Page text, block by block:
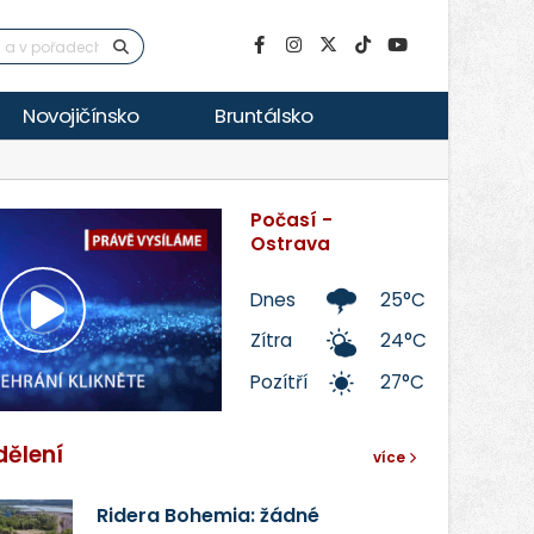
Novojičínsko Bruntálsko
Přehrát
video
Počasí -
Ostrava
Dnes
25°C
Zítra
24°C
Pozítří
27°C
více
Ridera Bohemia: žádné